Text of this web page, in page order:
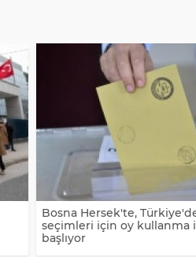
Bosna Hersek'te,
seçimleri için oy kullanma
başlıyor